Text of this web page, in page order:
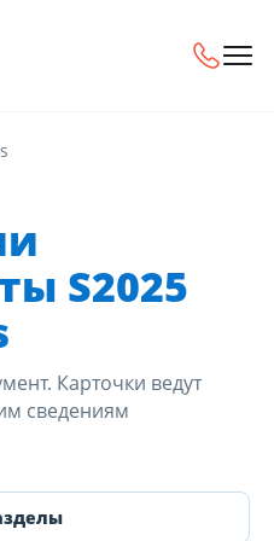
S2025
Карточки ведут
сведениям